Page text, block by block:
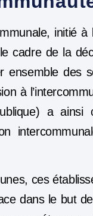
initié
cadre de la
ensemble des
à
a ainsi
ces
dans le but